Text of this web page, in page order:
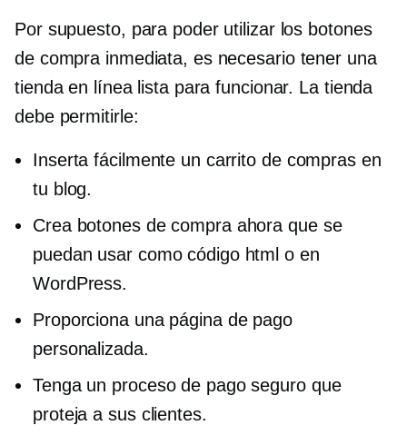
Por supuesto, para poder utilizar los botones
de compra inmediata, es necesario tener una
tienda en línea lista para funcionar. La tienda
debe permitirle:
Inserta fácilmente un carrito de compras en
tu blog.
Crea botones de compra ahora que se
puedan usar como código html o en
WordPress.
Proporciona una página de pago
personalizada.
Tenga un proceso de pago seguro que
proteja a sus clientes.